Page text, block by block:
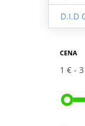
D.I.D
CENA
1 €